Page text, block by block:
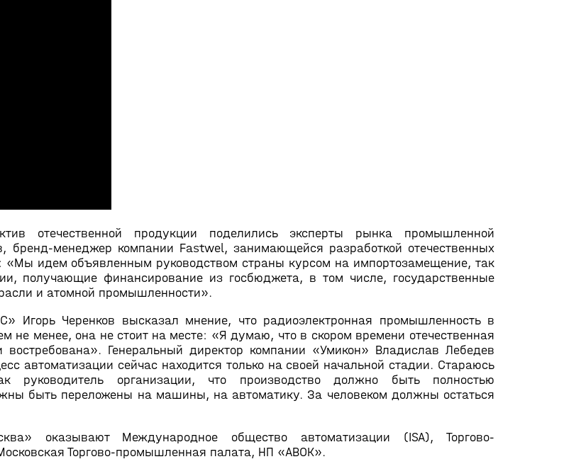
отечественной продукции поделились эксперты рынка промышленной
бренд-менеджер компании Fastwel, занимающейся разработкой отечественных
«Мы идем объявленным руководством страны курсом на импортозамещение, так
получающие финансирование из госбюджета, в том числе, государственные
и атомной промышленности».
Игорь Черенков высказал мнение, что радиоэлектронная промышленность в
не менее, она не стоит на месте: «Я думаю, что в скором времени отечественная
востребована». Генеральный директор компании «Умикон» Владислав Лебедев
автоматизации сейчас находится только на своей начальной стадии. Стараюсь
руководитель организации, что производство должно быть полностью
быть переложены на машины, на автоматику. За человеком должны остаться
оказывают Международное общество автоматизации (ISA), Торгово-
Торгово-промышленная палата, НП «АВОК».